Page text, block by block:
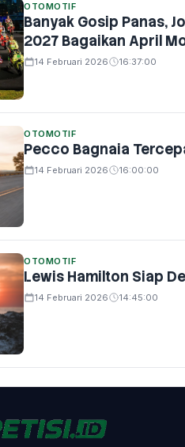
OTOMOTIF
Banyak Gosip Panas,
2027 Bagaikan April
14 Februari 2026 16:37:00
OTOMOTIF
Pecco Bagnaia
14 Februari 2026 16:00:00
OTOMOTIF
Lewis Hamilton Siap
14 Februari 2026 14:45:00